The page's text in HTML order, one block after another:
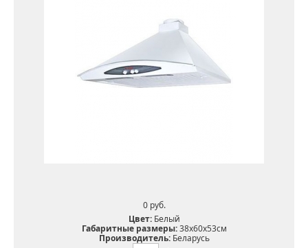
0 pуб.
Цвет:Белый
Габаритные размеры:38х60х53см
Производитель:Беларусь